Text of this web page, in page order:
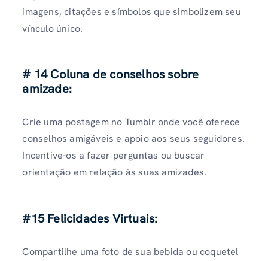
imagens, citações e símbolos que simbolizem seu
vínculo único.
# 14 Coluna de conselhos sobre
amizade:
Crie uma postagem no Tumblr onde você oferece
conselhos amigáveis ​​​​e apoio aos seus seguidores.
Incentive-os a fazer perguntas ou buscar
orientação em relação às suas amizades.
#15 Felicidades Virtuais:
Compartilhe uma foto de sua bebida ou coquetel